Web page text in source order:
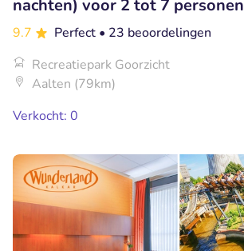
nachten) voor 2 tot 7 personen
9.7 Perfect • 23 beoordelingen
Recreatiepark Goorzicht
Aalten (79km)
Verkocht: 0